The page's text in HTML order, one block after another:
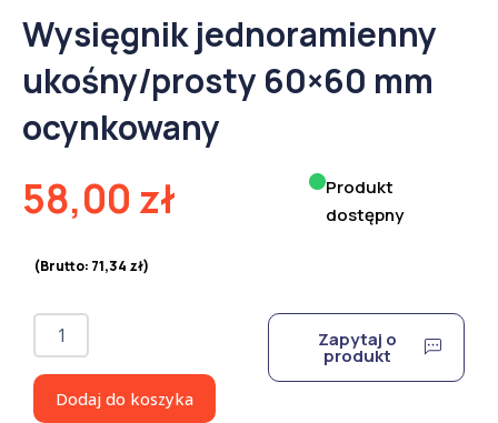
Wysięgnik jednoramienny
ukośny/prosty 60×60 mm
ocynkowany
58,00 zł
(Brutto: 71,34 zł)
Produkt
dostępny
ilość
Wysięgnik
ukośny/prosty
60x60
Dodaj do koszyka
Zapytaj o
produkt